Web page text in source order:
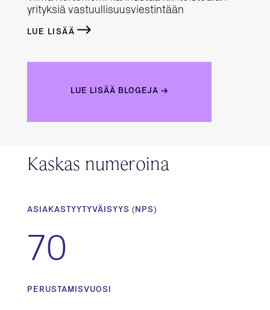
yrityksiä vastuullisuusviestintään
LUE LISÄÄ
LUE LISÄÄ BLOGEJA →
Kaskas numeroina
ASIAKASTYYTYVÄISYYS (NPS)
70
PERUSTAMISVUOSI